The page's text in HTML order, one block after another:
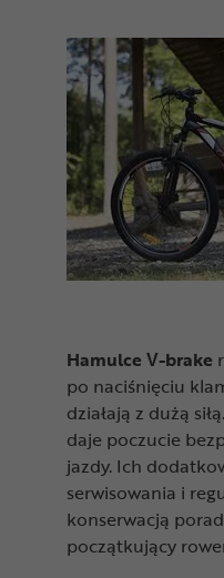
Hamulce V-brake
po naciśnięciu
działają z dużą
daje poczucie
jazdy. Ich
serwisowania i
konserwacją
początkujący